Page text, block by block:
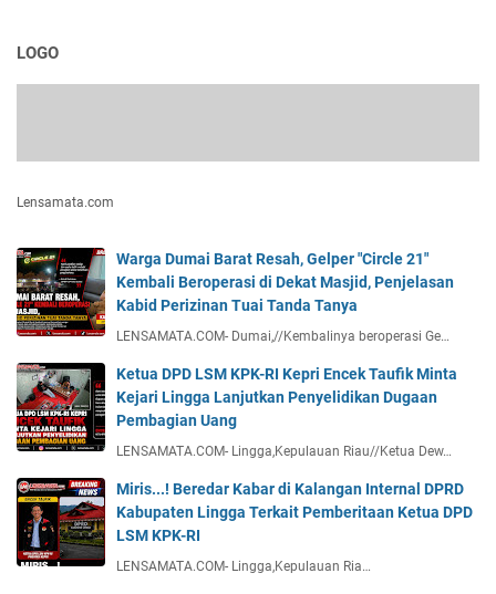
LOGO
Lensamata.com
Warga Dumai Barat Resah, Gelper "Circle 21"
Kembali Beroperasi di Dekat Masjid, Penjelasan
Kabid Perizinan Tuai Tanda Tanya
LENSAMATA.COM- Dumai,//Kembalinya beroperasi Ge…
Ketua DPD LSM KPK-RI Kepri Encek Taufik Minta
Kejari Lingga Lanjutkan Penyelidikan Dugaan
Pembagian Uang
LENSAMATA.COM- Lingga,Kepulauan Riau//Ketua Dew…
Miris...! Beredar Kabar di Kalangan Internal DPRD
Kabupaten Lingga Terkait Pemberitaan Ketua DPD
LSM KPK-RI
LENSAMATA.COM- Lingga,Kepulauan Ria…